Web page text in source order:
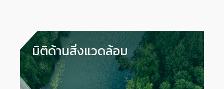
มิติด้านสิ่งแวดล้อม